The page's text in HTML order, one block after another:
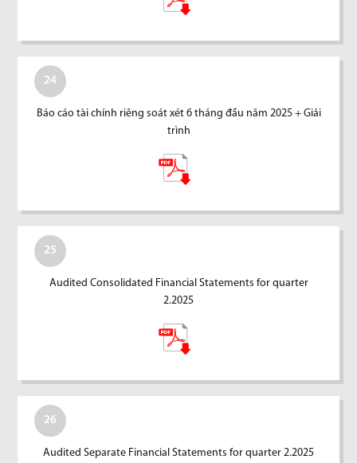
24
Báo cáo tài chính riêng soát xét 6 tháng đầu năm 2025 + Giải
trình
25
Audited Consolidated Financial Statements for quarter
2.2025
26
Audited Separate Financial Statements for quarter 2.2025